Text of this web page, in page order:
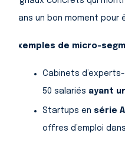
dans un bon moment
Exemples de micro-
Cabinets
50 salariés ayant
Startups en série A
offres d’emploi